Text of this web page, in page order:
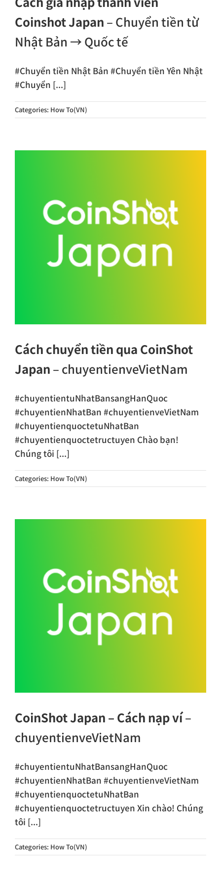
Coinshot Japan – Chuyển tiền từ
Nhật Bản → Quốc tế
#Chuyển tiền Nhật Bản #Chuyển tiền Yên Nhật
#Chuyển [...]
Categories: How To(VN)
Cách chuyển tiền qua CoinShot
Japan – chuyentienveVietNam
#chuyentientuNhatBansangHanQuoc
#chuyentienNhatBan #chuyentienveVietNam
#chuyentienquoctetuNhatBan
#chuyentienquoctetructuyen Chào bạn!
Chúng tôi [...]
Categories: How To(VN)
CoinShot Japan – Cách nạp ví–
chuyentienveVietNam
#chuyentientuNhatBansangHanQuoc
#chuyentienNhatBan #chuyentienveVietNam
#chuyentienquoctetuNhatBan
#chuyentienquoctetructuyen Xin chào! Chúng
tôi [...]
Categories: How To(VN)